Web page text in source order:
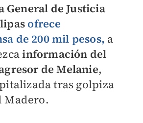
General de Justicia
ofrece
de 200 mil pesos, a
información del
de Melanie,
tras golpiza
Madero.